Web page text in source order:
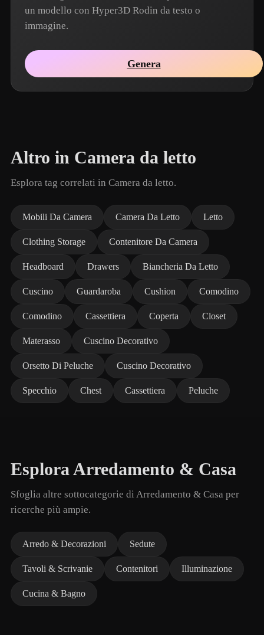
un modello con Hyper3D Rodin da testo o
immagine.
Genera
Altro in Camera da letto
Esplora tag correlati in Camera da letto.
Mobili Da Camera Camera Da Letto Letto
Clothing Storage Contenitore Da Camera
Headboard Drawers Biancheria Da Letto
Cuscino Guardaroba Cushion Comodino
Comodino Cassettiera Coperta Closet
Materasso Cuscino Decorativo
Orsetto Di Peluche Cuscino Decorativo
Specchio Chest Cassettiera Peluche
Esplora Arredamento & Casa
Sfoglia altre sottocategorie di Arredamento & Casa per
ricerche più ampie.
Arredo & Decorazioni Sedute
Tavoli & Scrivanie Contenitori Illuminazione
Cucina & Bagno